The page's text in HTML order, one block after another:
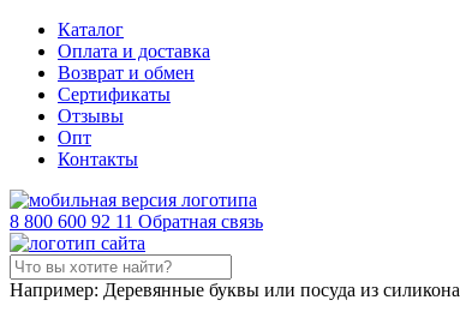
Каталог
Оплата и доставка
Возврат и обмен
Сертификаты
Отзывы
Опт
Контакты
8 800 600 92 11 Обратная связь
Например: Деревянные буквы или посуда из силикона